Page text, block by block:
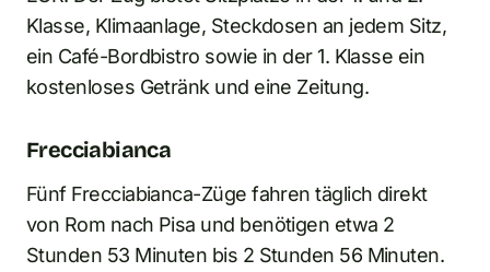
Klasse, Klimaanlage, Steckdosen an jedem Sitz,
ein Café-Bordbistro sowie in der 1. Klasse ein
kostenloses Getränk und eine Zeitung.
Frecciabianca
Fünf Frecciabianca-Züge fahren täglich direkt
von Rom nach Pisa und benötigen etwa 2
Stunden 53 Minuten bis 2 Stunden 56 Minuten.